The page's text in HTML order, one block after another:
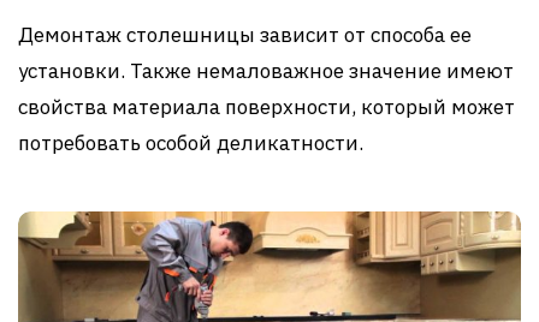
Демонтаж столешницы зависит от способа ее
установки. Также немаловажное значение имеют
свойства материала поверхности, который может
потребовать особой деликатности.